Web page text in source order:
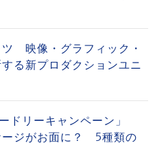
映像・グラフィック・
る新プロダクションユニ
ドリーキャンペーン」
ージがお面に？ 5種類の